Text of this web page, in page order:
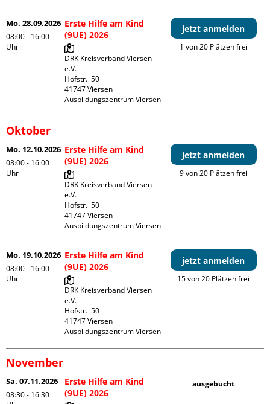
Mo. 28.09.2026
08:00 - 16:00
Uhr
Erste Hilfe am Kind
(9UE) 2026
DRK Kreisverband Viersen
e.V.
Hofstr.  50
41747 Viersen
Ausbildungszentrum Viersen
jetzt anmelden
1 von 20 Plätzen frei
Oktober
Mo. 12.10.2026
08:00 - 16:00
Uhr
Erste Hilfe am Kind
(9UE) 2026
DRK Kreisverband Viersen
e.V.
Hofstr.  50
41747 Viersen
Ausbildungszentrum Viersen
jetzt anmelden
9 von 20 Plätzen frei
Mo. 19.10.2026
08:00 - 16:00
Uhr
Erste Hilfe am Kind
(9UE) 2026
DRK Kreisverband Viersen
e.V.
Hofstr.  50
41747 Viersen
Ausbildungszentrum Viersen
jetzt anmelden
15 von 20 Plätzen frei
November
Sa. 07.11.2026
08:30 - 16:30
Erste Hilfe am Kind
(9UE) 2026
ausgebucht